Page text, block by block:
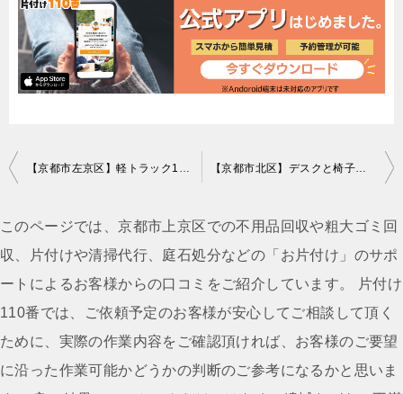
投
ナ
ビ
ゲ
ー
シ
ョ
【京都市左京区】軽トラック1台程度の出張回収・処分ご依頼 【京都市北区】デスクと椅子の出張回収・処分ご依頼 お客様の声
このページでは、京都市上京区での不用品回収や粗大ゴミ回
収、片付けや清掃代行、庭石処分などの「お片付け」のサポ
ートによるお客様からの口コミをご紹介しています。 片付け
110番では、ご依頼予定のお客様が安心してご相談して頂く
ために、実際の作業内容をご確認頂ければ、お客様のご要望
に沿った作業可能かどうかの判断のご参考になるかと思いま